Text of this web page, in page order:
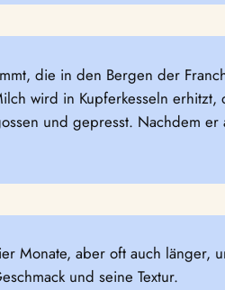
die in den Bergen der
wird in Kupferkesseln
und gepresst. Nachdem
Monate, aber oft auch länger,
und seine Textur.